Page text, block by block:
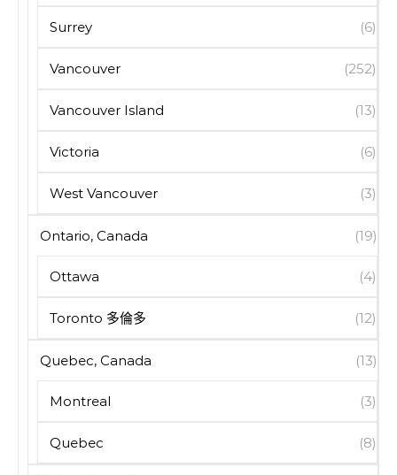
Surrey (6)
Vancouver (252)
Vancouver Island (13)
Victoria (6)
West Vancouver (3)
Ontario, Canada (19)
Ottawa (4)
Toronto 多倫多 (12)
Quebec, Canada (13)
Montreal (3)
Quebec (8)